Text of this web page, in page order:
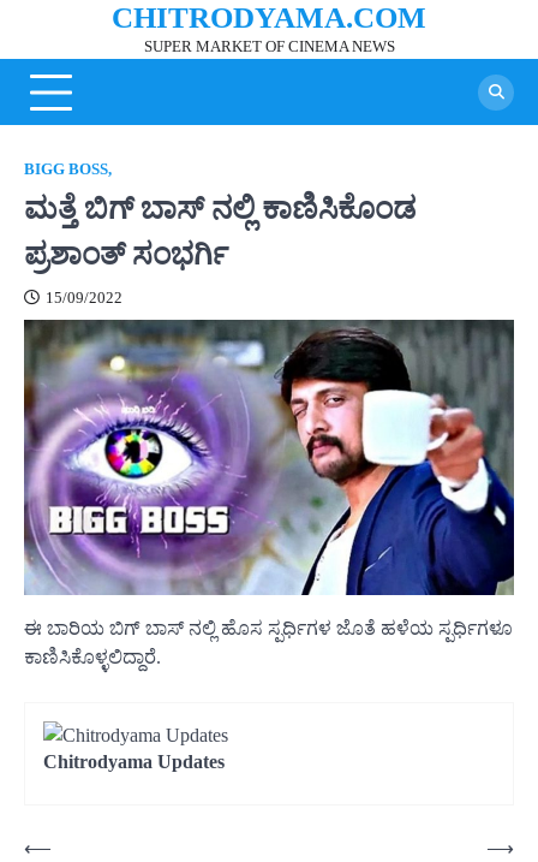
content
CHITRODYAMA.COM
SUPER MARKET OF CINEMA NEWS
BIGG BOSS,
ಮತ್ತೆ ಬಿಗ್ ಬಾಸ್ ನಲ್ಲಿ ಕಾಣಿಸಿಕೊಂಡ
ಪ್ರಶಾಂತ್ ಸಂಭರ್ಗಿ
15/09/2022
ಈ ಬಾರಿಯ ಬಿಗ್ ಬಾಸ್ ನಲ್ಲಿ ಹೊಸ ಸ್ಪರ್ಧಿಗಳ ಜೊತೆ ಹಳೆಯ ಸ್ಪರ್ಧಿಗಳೂ
ಕಾಣಿಸಿಕೊಳ್ಳಲಿದ್ದಾರೆ.
Chitrodyama Updates
Post
⟵
⟶